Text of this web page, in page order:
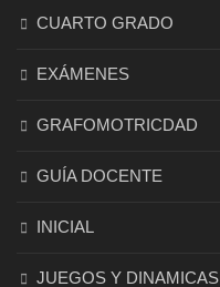
CUARTO GRADO
EXÁMENES
GRAFOMOTRICDAD
GUÍA DOCENTE
INICIAL
JUEGOS Y DINAMICAS